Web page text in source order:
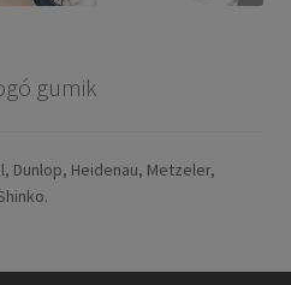
gumik
Dunlop, Heidenau, Metzeler,